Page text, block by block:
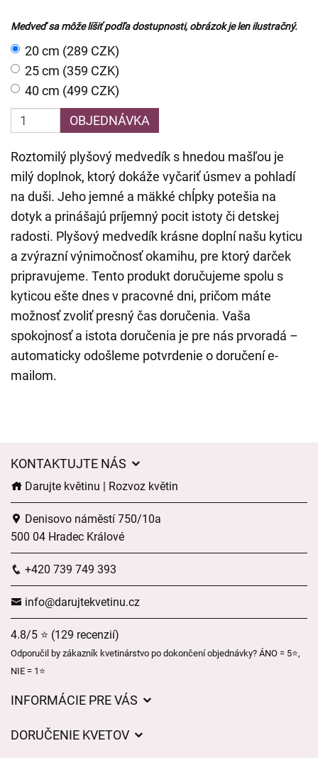
Medveď sa môže líšiť podľa dostupnosti, obrázok je len ilustračný.
20 cm (289 CZK)
25 cm (359 CZK)
40 cm (499 CZK)
OBJEDNÁVKA
Roztomilý plyšový medvedík s hnedou mašľou je
milý doplnok, ktorý dokáže vyčariť úsmev a pohladí
na duši. Jeho jemné a mäkké chĺpky potešia na
dotyk a prinášajú príjemný pocit istoty či detskej
radosti. Plyšový medvedík krásne doplní našu kyticu
a zvýrazní výnimočnosť okamihu, pre ktorý darček
pripravujeme. Tento produkt doručujeme spolu s
kyticou ešte dnes v pracovné dni, pričom máte
možnosť zvoliť presný čas doručenia. Vaša
spokojnosť a istota doručenia je pre nás prvoradá –
automaticky odošleme potvrdenie o doručení e-
mailom.
KONTAKTUJTE NÁS
Darujte květinu | Rozvoz květin
Denisovo náměstí 750/10a
500 04 Hradec Králové
+420 739 749 393
info@darujtekvetinu.cz
4.8/5 ⭐ (129 recenzií)
Odporučil by zákazník kvetinárstvo po dokončení objednávky? ÁNO = 5⭐,
NIE = 1⭐
INFORMÁCIE PRE VÁS
DORUČENIE KVETOV